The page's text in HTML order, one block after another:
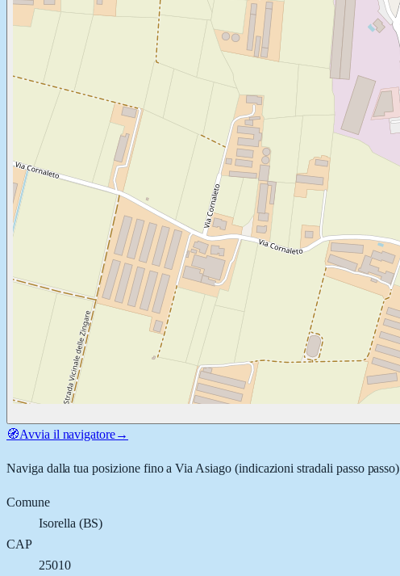
🧭Avvia il navigatore→
Naviga dalla tua posizione fino aVia Asiago(indicazioni stradali passo passo)
Comune
Isorella (BS)
CAP
25010